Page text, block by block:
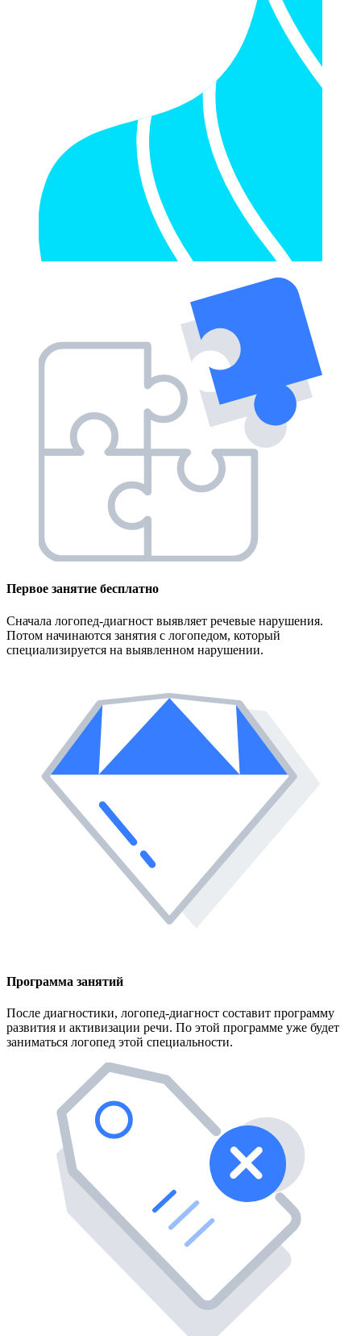
Первое занятие бесплатно
Сначала логопед-диагност выявляет речевые нарушения.
Потом начинаются занятия с логопедом, который
специализируется на выявленном нарушении.
Программа занятий
После диагностики, логопед-диагност составит программу
развития и активизации речи. По этой программе уже будет
заниматься логопед этой специальности.